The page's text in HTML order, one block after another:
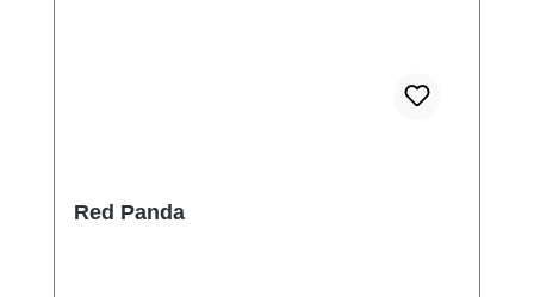
Red Panda